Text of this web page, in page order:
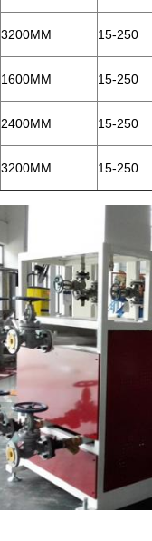
3200MM 15-250
1600MM 15-250
2400MM 15-250
3200MM 15-250